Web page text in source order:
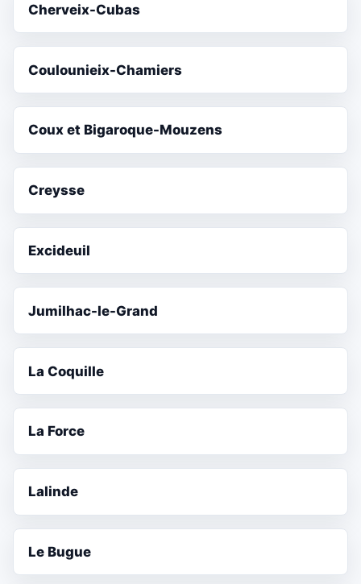
Cherveix-Cubas
Coulounieix-Chamiers
Coux et Bigaroque-Mouzens
Creysse
Excideuil
Jumilhac-le-Grand
La Coquille
La Force
Lalinde
Le Bugue